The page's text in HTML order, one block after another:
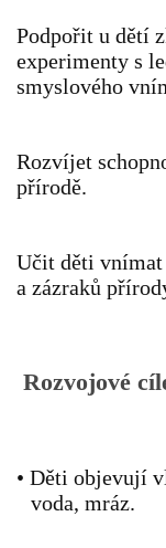
PÍSNĚ K TÉMATU
POHYBOVÉ
PÍSNĚ K TÉMATU
POHYBOVÉ
Podpořit u dětí
experimenty s
smyslového
Rozvíjet
přírodě.
Učit děti
a zázraků
Rozvojové
• Děti objevují
voda, mráz.